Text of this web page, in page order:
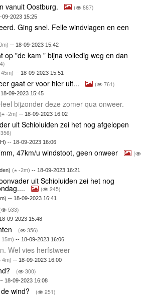
vanuit Oostburg. ( 887)
09-2023 15:25
Ging snel. Felle windvlagen en een
-- 18-09-2023 15:42
op "de kam " bijna volledig weg en dan
45m) -- 18-09-2023 15:51
gaat er voor hier uit... ( 761)
09-2023 15:45
bijzonder deze zomer qua onweer.
( -2m) -- 18-09-2023 16:02
uit Schioluiden zei het nog afgelopen
-- 18-09-2023 16:06
47km/u windstoot, geen onweer
(
( -2m) -- 18-09-2023 16:21
uit Schioluiden zei het nog
( 245)
-- 18-09-2023 16:41
( 533)
09-2023 15:48
( 356)
15m) -- 18-09-2023 16:06
Wel vies herfstweer
4m) -- 18-09-2023 16:00
( 300)
18-09-2023 16:08
wind? ( 251)